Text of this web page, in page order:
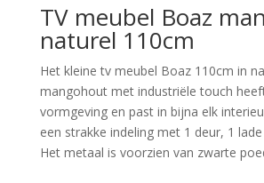
TV meubel Boaz
naturel 110cm
Het kleine tv meubel Boaz 110cm in
mangohout met industriële touch
vormgeving en past in bijna elk
een strakke indeling met 1 deur, 1
Het metaal is voorzien van zwarte